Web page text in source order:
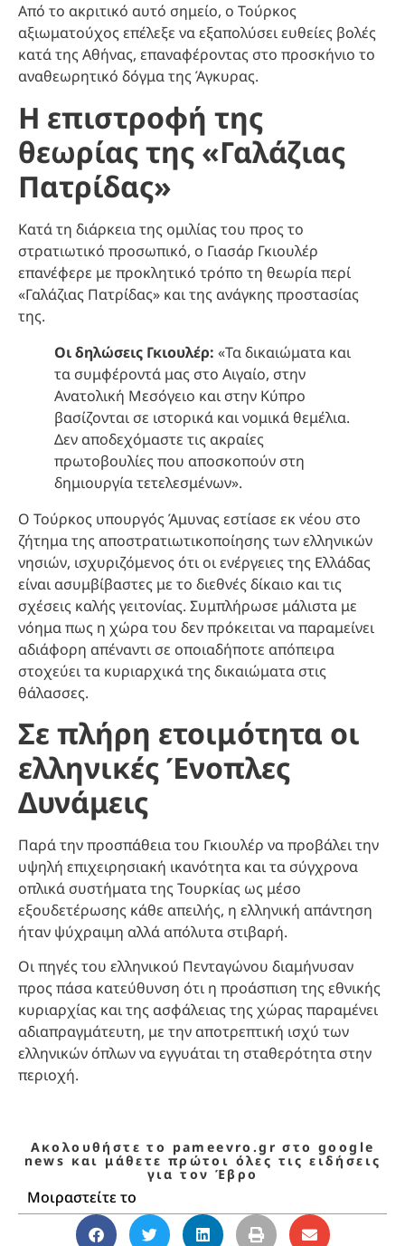
Από το ακριτικό αυτό σημείο, ο Τούρκος
αξιωματούχος επέλεξε να εξαπολύσει ευθείες βολές
κατά της Αθήνας, επαναφέροντας στο προσκήνιο το
αναθεωρητικό δόγμα της Άγκυρας.
Η επιστροφή της
θεωρίας της «Γαλάζιας
Πατρίδας»
Κατά τη διάρκεια της ομιλίας του προς το
στρατιωτικό προσωπικό, ο Γιασάρ Γκιουλέρ
επανέφερε με προκλητικό τρόπο τη θεωρία περί
«Γαλάζιας Πατρίδας» και της ανάγκης προστασίας
της.
Οι δηλώσεις Γκιουλέρ: «Τα δικαιώματα και
τα συμφέροντά μας στο Αιγαίο, στην
Ανατολική Μεσόγειο και στην Κύπρο
βασίζονται σε ιστορικά και νομικά θεμέλια.
Δεν αποδεχόμαστε τις ακραίες
πρωτοβουλίες που αποσκοπούν στη
δημιουργία τετελεσμένων».
Ο Τούρκος υπουργός Άμυνας εστίασε εκ νέου στο
ζήτημα της αποστρατιωτικοποίησης των ελληνικών
νησιών, ισχυριζόμενος ότι οι ενέργειες της Ελλάδας
είναι ασυμβίβαστες με το διεθνές δίκαιο και τις
σχέσεις καλής γειτονίας. Συμπλήρωσε μάλιστα με
νόημα πως η χώρα του δεν πρόκειται να παραμείνει
αδιάφορη απέναντι σε οποιαδήποτε απόπειρα
στοχεύει τα κυριαρχικά της δικαιώματα στις
θάλασσες.
Σε πλήρη ετοιμότητα οι
ελληνικές Ένοπλες
Δυνάμεις
Παρά την προσπάθεια του Γκιουλέρ να προβάλει την
υψηλή επιχειρησιακή ικανότητα και τα σύγχρονα
οπλικά συστήματα της Τουρκίας ως μέσο
εξουδετέρωσης κάθε απειλής, η ελληνική απάντηση
ήταν ψύχραιμη αλλά απόλυτα στιβαρή.
Οι πηγές του ελληνικού Πενταγώνου διαμήνυσαν
προς πάσα κατεύθυνση ότι η προάσπιση της εθνικής
κυριαρχίας και της ασφάλειας της χώρας παραμένει
αδιαπραγμάτευτη, με την αποτρεπτική ισχύ των
ελληνικών όπλων να εγγυάται τη σταθερότητα στην
περιοχή.
Ακολουθήστε το pameevro.gr στο google
news και μάθετε πρώτοι όλες τις ειδήσεις
για τον Έβρο
Μοιραστείτε το